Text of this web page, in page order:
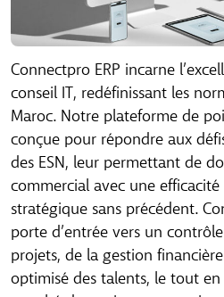
Connectpro ERP incarne
conseil IT, redéfinissant les
Maroc. Notre plateforme de
conçue pour répondre aux
des ESN, leur permettant de
commercial avec une
stratégique sans précédent.
porte d’entrée vers un
projets, de la gestion
optimisé des talents, le tout
Recevez notre
directement dans